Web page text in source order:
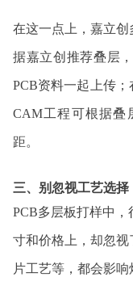
在这一点上，嘉立
据嘉立创推荐叠层
PCB资料一起上传
CAM工程可根据叠
距。
三、别忽视工艺选
PCB多层板打样中
寸和价格上，却忽
片工艺等，都会影响